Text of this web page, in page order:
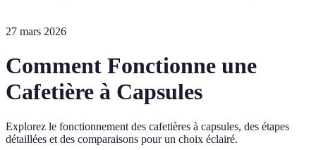
27 mars 2026
Comment Fonctionne une
Cafetière à Capsules
Explorez le fonctionnement des cafetières à capsules, des étapes
détaillées et des comparaisons pour un choix éclairé.